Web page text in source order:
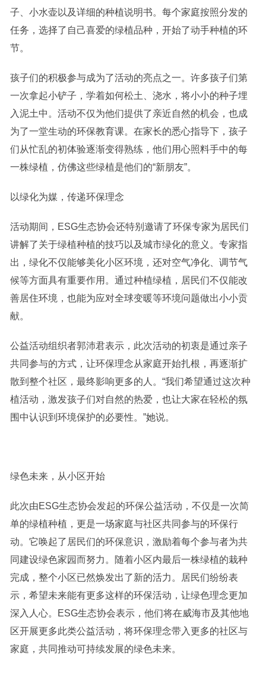
子、小水壶以及详细的种植说明书。每个家庭按照分发的
任务，选择了自己喜爱的绿植品种，开始了动手种植的环
节。
孩子们的积极参与成为了活动的亮点之一。许多孩子们第
一次拿起小铲子，学着如何松土、浇水，将小小的种子埋
入泥土中。活动不仅为他们提供了亲近自然的机会，也成
为了一堂生动的环保教育课。在家长的悉心指导下，孩子
们从忙乱的初体验逐渐变得熟练，他们用心照料手中的每
一株绿植，仿佛这些绿植是他们的“新朋友”。
以绿化为媒，传递环保理念
活动期间，ESG生态协会还特别邀请了环保专家为居民们
讲解了关于绿植种植的技巧以及城市绿化的意义。专家指
出，绿化不仅能够美化小区环境，还对空气净化、调节气
候等方面具有重要作用。通过种植绿植，居民们不仅能改
善居住环境，也能为应对全球变暖等环境问题做出小小贡
献。
公益活动组织者郭沛君表示，此次活动的初衷是通过亲子
共同参与的方式，让环保理念从家庭开始扎根，再逐渐扩
散到整个社区，最终影响更多的人。“我们希望通过这次种
植活动，激发孩子们对自然的热爱，也让大家在轻松的氛
围中认识到环境保护的必要性。”她说。
绿色未来，从小区开始
此次由ESG生态协会发起的环保公益活动，不仅是一次简
单的绿植种植，更是一场家庭与社区共同参与的环保行
动。它唤起了居民们的环保意识，激励着每个参与者为共
同建设绿色家园而努力。随着小区内最后一株绿植的栽种
完成，整个小区已然焕发出了新的活力。居民们纷纷表
示，希望未来能有更多这样的环保活动，让绿色理念更加
深入人心。ESG生态协会表示，他们将在威海市及其他地
区开展更多此类公益活动，将环保理念带入更多的社区与
家庭，共同推动可持续发展的绿色未来。